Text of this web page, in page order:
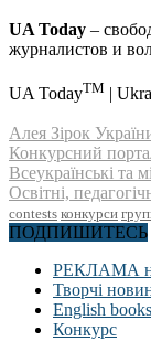
UA Today –
журналистов и
UA TodayTM |
Алея Зірок
Конкурсний
Всеукраїнські та
Освітні,
contests конкурси
ПОДПИШИТЕСЬ
РЕКЛАМА
Творчі
English books
Конкурс